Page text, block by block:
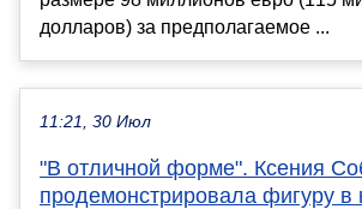
долларов) за предполагаемое ...
11:21, 30 Июл
"В отличной форме". Ксения
продемонстрировала фигуру в